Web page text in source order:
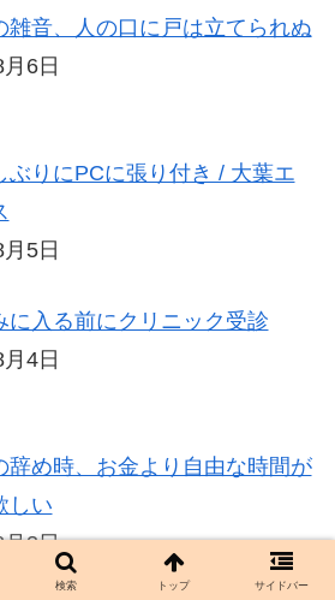
雑音、人の口に戸は立てられぬ
6日
ぶりにPCに張り付き / 大葉エ
5日
に入る前にクリニック受診
4日
辞め時、お金より自由な時間が
しい
3日
検索 トップ サイドバー